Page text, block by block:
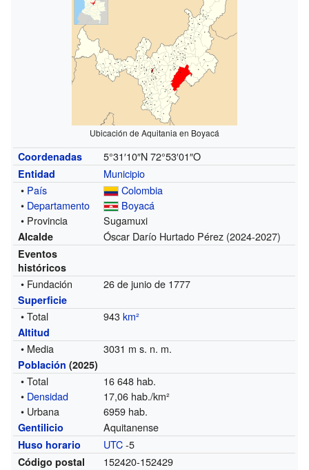
Ubicación de Aquitania en Boyacá
Coordenadas 5°31′10″N 72°53′01″O
Entidad
Municipio
• País
Colombia
• Departamento
Boyacá
• Provincia
Sugamuxi
Alcalde Óscar Darío Hurtado Pérez (2024-2027)
Eventos
históricos
• Fundación 26 de junio de 1777
Superficie
• Total 943km²
Altitud
• Media 3031 m s. n. m.
Población (2025)
• Total
16 648 hab.
• Densidad
17,06 hab./km²
• Urbana
6959 hab.
Gentilicio Aquitanense
Huso horario UTC-5
Código postal
152420-152429